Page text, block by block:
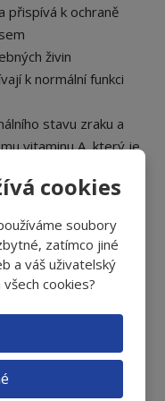
cookies
soubory
zatímco jiné
a váš uživatelský
cookies?
přispívá k ochraně
živin
k normální funkci
stavu zraku a
vitaminu A, který je
každý den